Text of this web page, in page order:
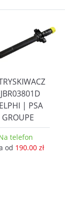
| PSA
GROUPE
telefon
od 190.00 zł